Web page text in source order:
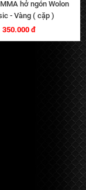
hở ngón Wolon
- Vàng ( cặp )
350.000 đ